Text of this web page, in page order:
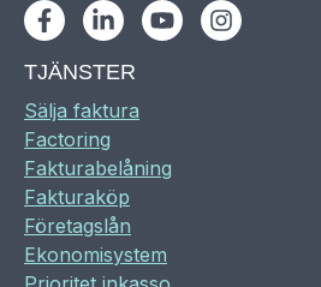
FacebookLinkedInYoutubeInstagram
TJÄNSTER
Sälja faktura
Factoring
Fakturabelåning
Fakturaköp
Företagslån
Ekonomisystem